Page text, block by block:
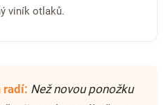
viník otlaků.
radí: Než novou ponožku